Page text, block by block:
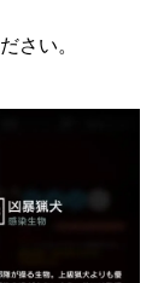
さい。